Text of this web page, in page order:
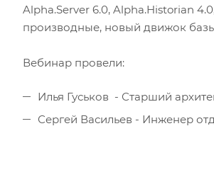
Alpha.Server 6.0, Alpha.Historian
производные, новый движок
Вебинар провели:
Илья Гуськов - Старший
Сергей Васильев - Инженер